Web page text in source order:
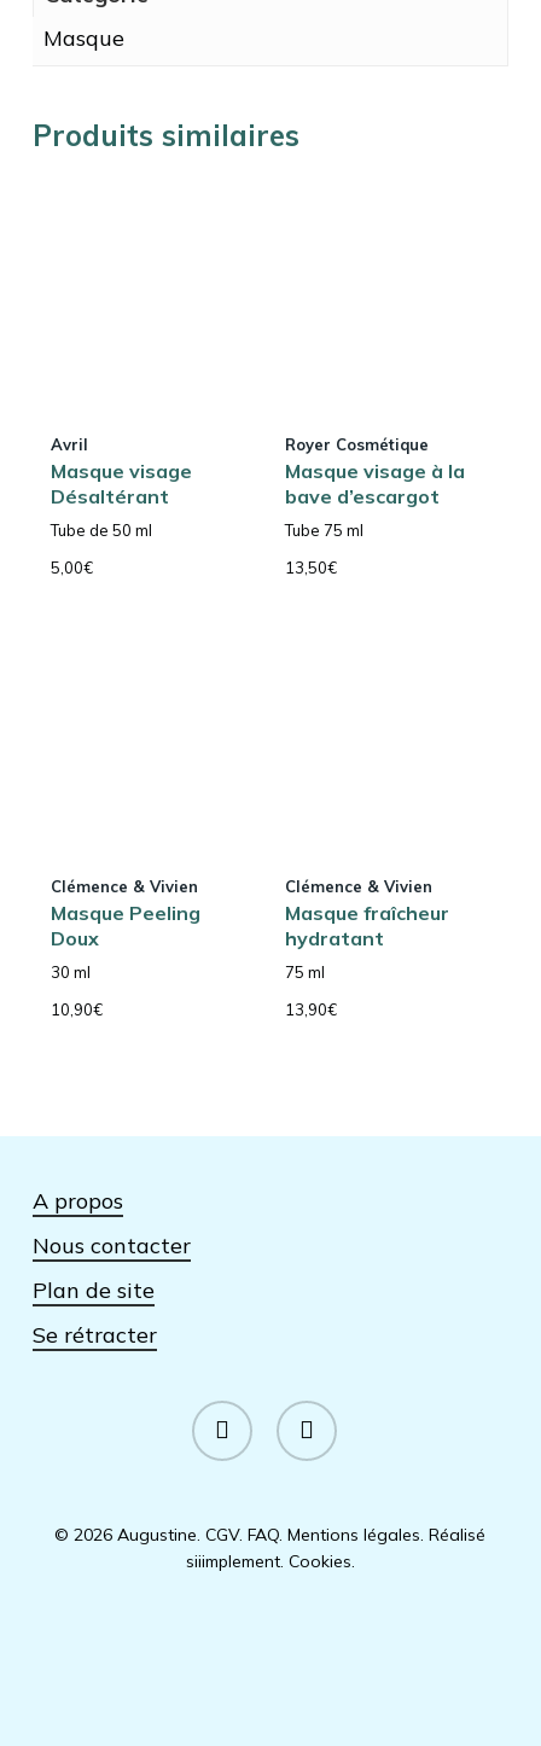
Masque
Produits similaires
Avril
Masque visage
Désaltérant
Tube de 50 ml
5,00€
Royer Cosmétique
Masque visage à la
bave d’escargot
Tube 75 ml
13,50€
Clémence & Vivien
Masque Peeling
Doux
30 ml
10,90€
Clémence & Vivien
Masque fraîcheur
hydratant
75 ml
13,90€
A propos
Nous contacter
Plan de site
Se rétracter
facebook instagram
© 2026 Augustine.CGV.FAQ.Mentions légales.Réalisé
siiimplement. Cookies.